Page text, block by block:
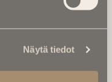
Näytä tiedot